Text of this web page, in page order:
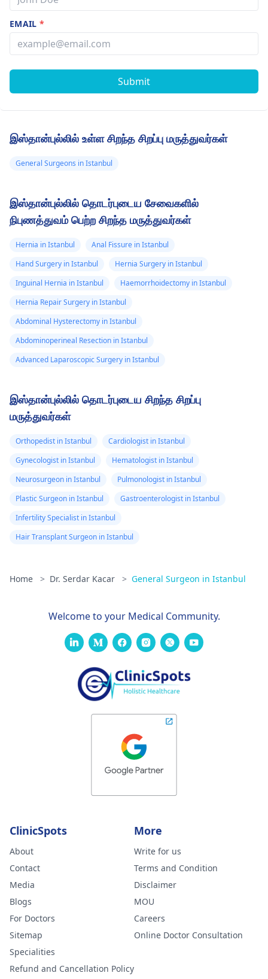
EMAIL*
Submit
இஸ்தான்புல்லில் உள்ள சிறந்த சிறப்பு மருத்துவர்கள்
General Surgeons in Istanbul
இஸ்தான்புல்லில் தொடர்புடைய சேவைகளில்
நிபுணத்துவம் பெற்ற சிறந்த மருத்துவர்கள்
Hernia in Istanbul
Anal Fissure in Istanbul
Hand Surgery in Istanbul
Hernia Surgery in Istanbul
Inguinal Hernia in Istanbul
Haemorrhoidectomy in Istanbul
Hernia Repair Surgery in Istanbul
Abdominal Hysterectomy in Istanbul
Abdominoperineal Resection in Istanbul
Advanced Laparoscopic Surgery in Istanbul
இஸ்தான்புல்லில் தொடர்புடைய சிறந்த சிறப்பு
மருத்துவர்கள்
Orthopedist in Istanbul
Cardiologist in Istanbul
Gynecologist in Istanbul
Hematologist in Istanbul
Neurosurgeon in Istanbul
Pulmonologist in Istanbul
Plastic Surgeon in Istanbul
Gastroenterologist in Istanbul
Infertility Specialist in Istanbul
Hair Transplant Surgeon in Istanbul
Home > Dr. Serdar Kacar > General Surgeon in Istanbul
Welcome to your Medical Community.
ClinicSpots
About
Contact
Media
Blogs
For Doctors
Sitemap
Specialities
Refund and Cancellation Policy
More
Write for us
Terms and Condition
Disclaimer
MOU
Careers
Online Doctor Consultation